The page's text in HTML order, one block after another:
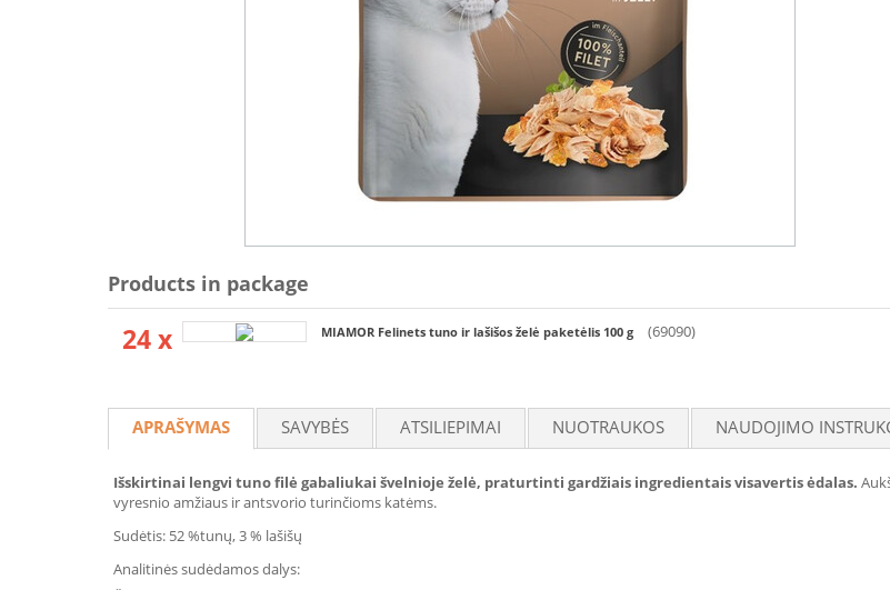
Products in package
24 x MIAMOR Felinets tuno ir lašišos želė paketėlis 100 g (69090)
APRAŠYMAS SAVYBĖS ATSILIEPIMAI NUOTRAUKOS NAUDOJIMO
Išskirtinai lengvi tuno filė gabaliukai švelnioje želė, praturtinti gardžiais ingredientais visavertis ėdalas.
vyresnio amžiaus ir antsvorio turinčioms katėms.
Sudėtis: 52 %tunų, 3 % lašišų
Analitinės sudėdamos dalys: